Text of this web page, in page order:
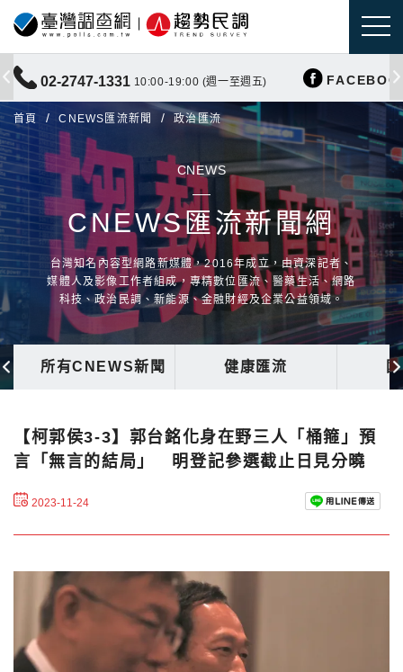
02-2747-1331 10:00-19:00 (週一至週五)
首頁 CNEWS匯流新聞 政治匯流
CNEWS
CNEWS匯流新聞網
台灣知名內容型網路新媒體，2016年成立，由資深記者、
媒體人及影像工作者組成，專精數位匯流、醫藥生活、網路
科技、政治民調、新能源、金融財經及企業公益領域。
所有CNEWS新聞 健康匯流
【柯郭侯3-3】郭台銘化身在野三人「桶箍」預
言「無言的結局」 明登記參選截止日見分曉
2023-11-24